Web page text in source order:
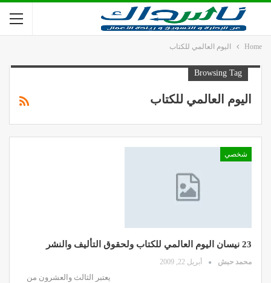
Home اليوم العالمي للكتاب
Browsing Tag
اليوم العالمي للكتاب
شخصي
23 نيسان اليوم العالمي للكتاب ولحقوق التأليف والنشر
محمد حبش أبريل 22, 2009
يعتبر الثالث والعشرون من